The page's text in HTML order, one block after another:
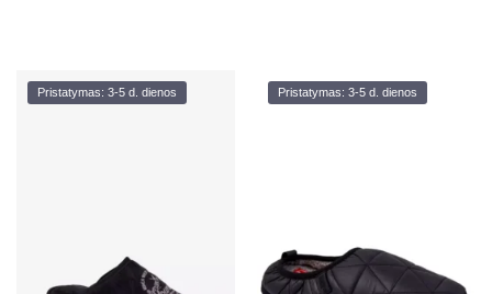
Pristatymas: 3-5 d. dienos Pristatymas: 3-5 d. dienos